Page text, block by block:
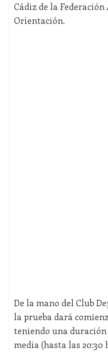
Cádiz de la
Orientación.
De la mano del Club
la prueba dará
teniendo una
media (hasta las 20:30